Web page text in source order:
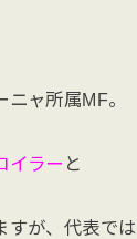
ャ所属MF。
イラー と
すが、代表では